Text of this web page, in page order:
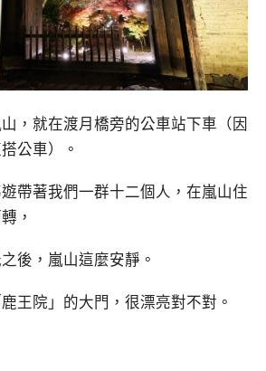
，就在渡月橋旁的公車站下車（因
公車）。
帶著我們一群十二個人，在嵐山住
，
後，嵐山這麼安靜。
王院」的大門，很漂亮對不對。